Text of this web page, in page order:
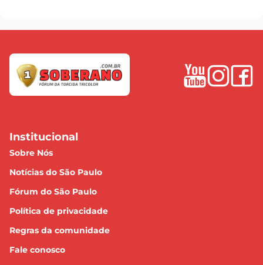
Institucional
Sobre Nós
Notícias do São Paulo
Fórum do São Paulo
Política de privacidade
Regras da comunidade
Fale conosco